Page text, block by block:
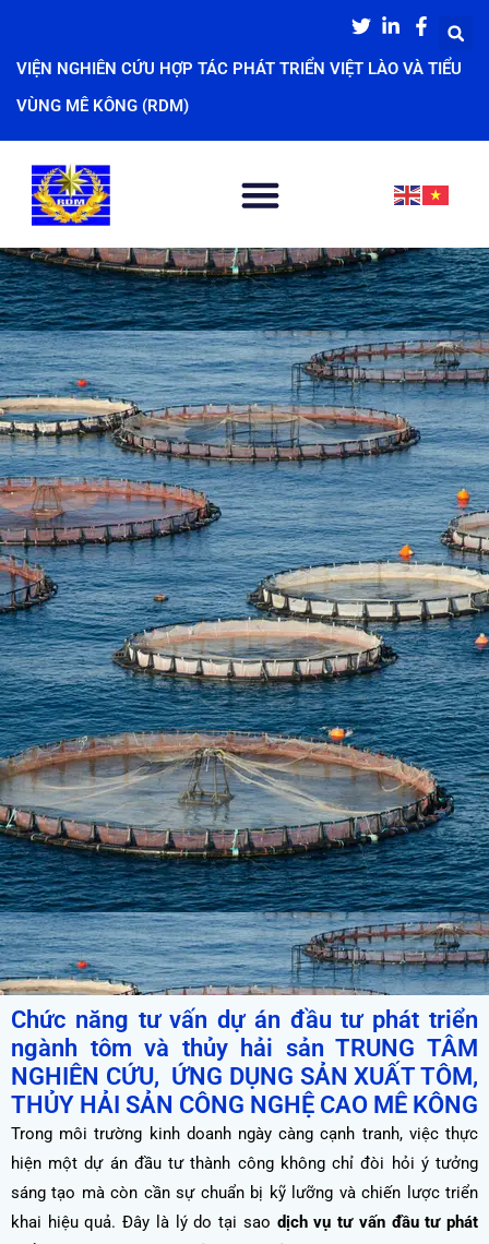
nội
dung
VIỆN NGHIÊN CỨU HỢP TÁC PHÁT TRIỂN VIỆT LÀO VÀ TIỂU
VÙNG MÊ KÔNG (RDM)
Menu
Chức năng tư vấn dự án đầu tư phát triển
ngành tôm và thủy hải sản TRUNG TÂM
NGHIÊN CỨU, ỨNG DỤNG SẢN XUẤT TÔM,
THỦY HẢI SẢN CÔNG NGHỆ CAO MÊ KÔNG
Trong môi trường kinh doanh ngày càng cạnh tranh, việc thực
hiện một dự án đầu tư thành công không chỉ đòi hỏi ý tưởng
sáng tạo mà còn cần sự chuẩn bị kỹ lưỡng và chiến lược triển
khai hiệu quả. Đây là lý do tại sao dịch vụ tư vấn đầu tư phát